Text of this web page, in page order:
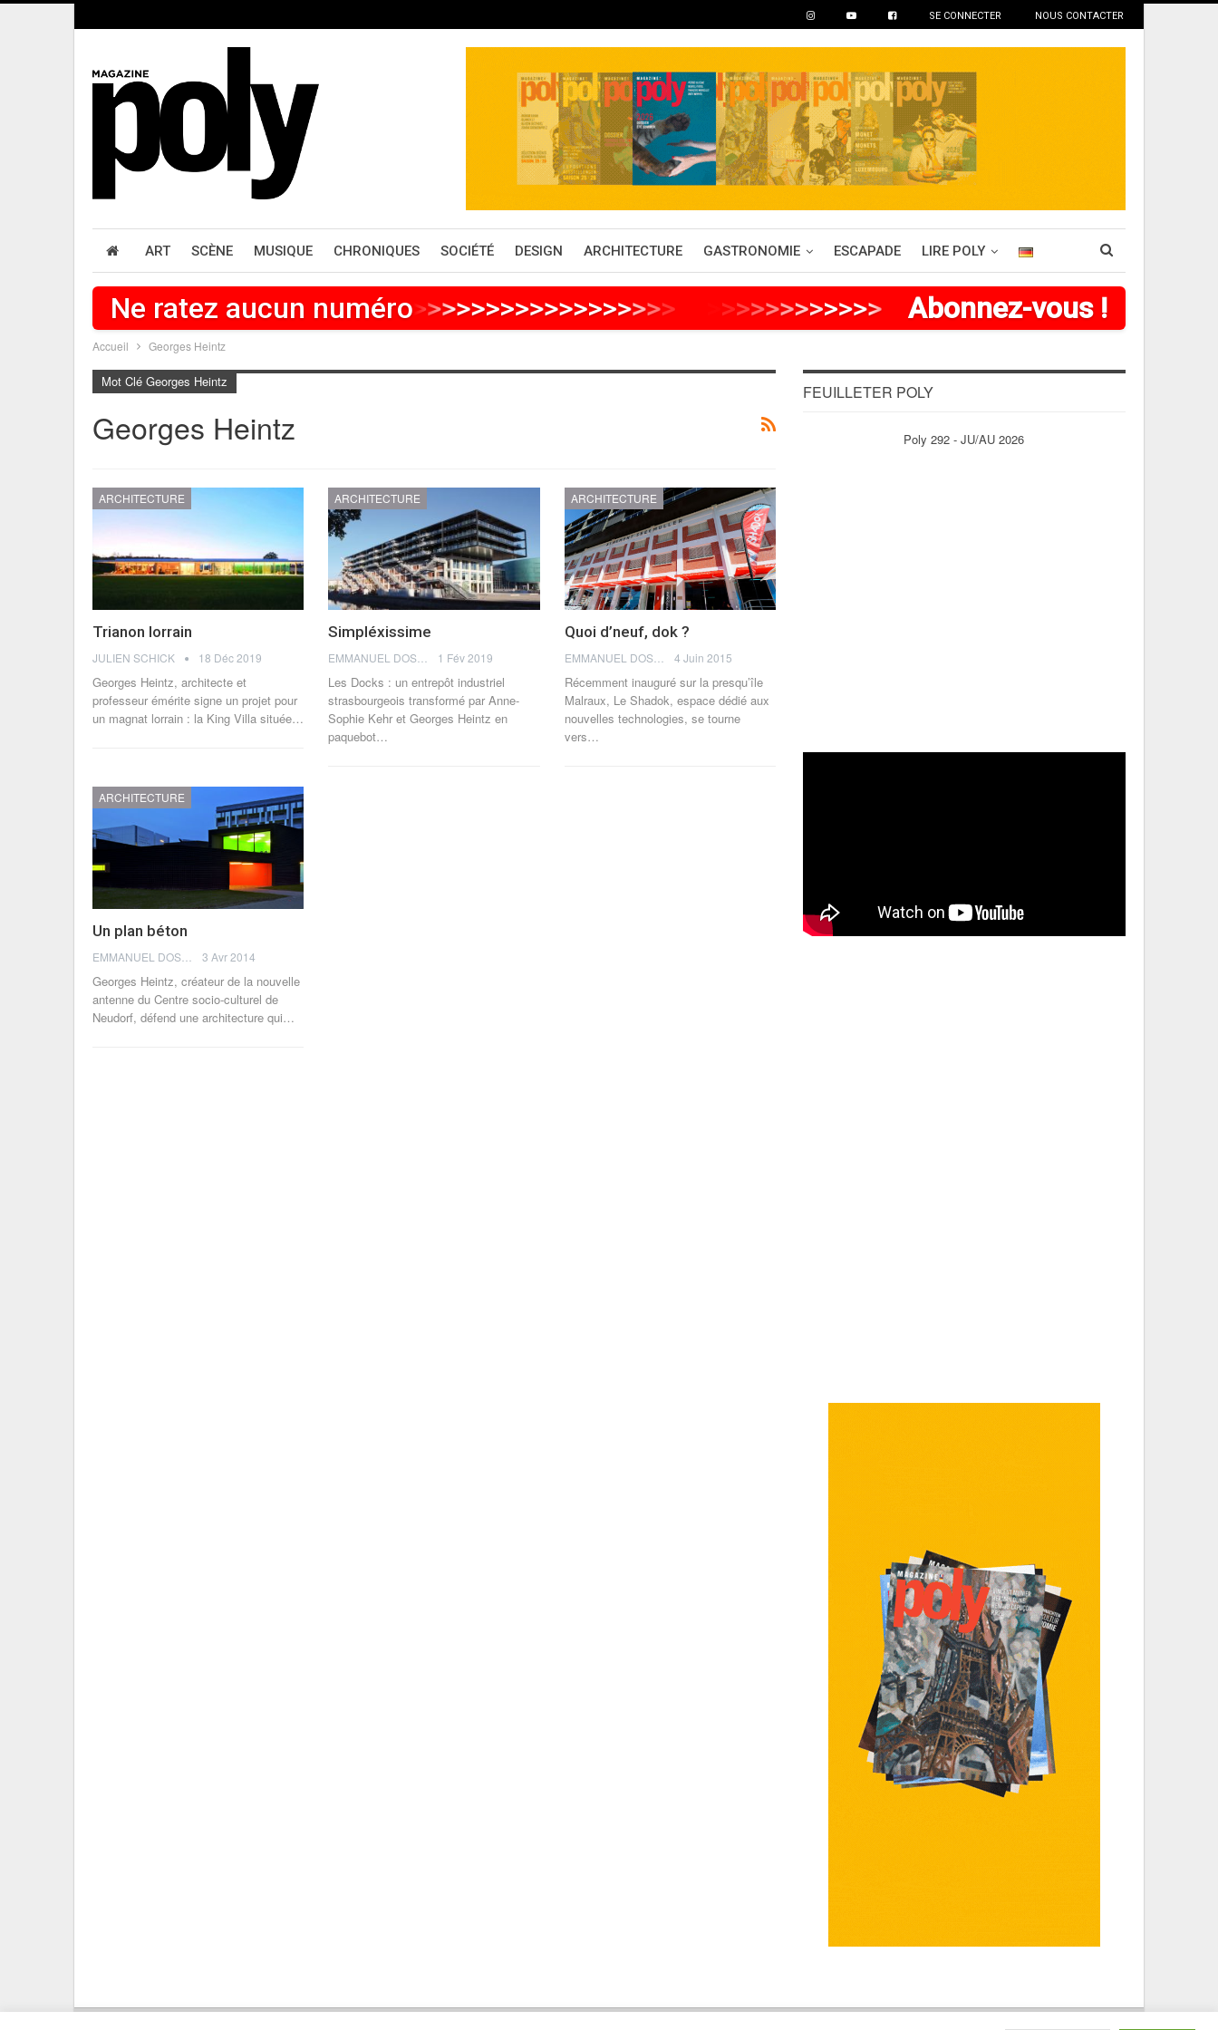
SE CONNECTER NOUS CONTACTER
ART SCÈNE MUSIQUE CHRONIQUES SOCIÉTÉ DESIGN ARCHITECTURE GASTRONOMIE ESCAPADE LIRE POLY
Ne ratez aucun numéro>>>>>>>>>>>>>>>>>> >>>> >>>>>> Abonnez-vous !
Accueil Georges Heintz
Mot Clé Georges Heintz
Georges Heintz
ARCHITECTURE
Trianon lorrain
JULIEN SCHICK 18 Déc 2019
Georges Heintz, architecte et
professeur émérite signe un projet pour
un magnat lorrain : la King Villa située…
ARCHITECTURE
Simpléxissime
1 Fév 2019
Les Docks : un entrepôt industriel
strasbourgeois transformé par Anne-
Sophie Kehr et Georges Heintz en
paquebot…
ARCHITECTURE
Quoi d’neuf, dok ?
EMMANUEL DOSDA 4 Juin 2015
Récemment inauguré sur la presqu’île
Malraux, Le Shadok, espace dédié aux
nouvelles technologies, se tourne
vers…
ARCHITECTURE
Un plan béton
3 Avr 2014
Georges Heintz, créateur de la nouvelle
antenne du Centre socio-culturel de
Neudorf, défend une architecture qui…
FEUILLETER POLY
Poly 292 - JU/AU 2026